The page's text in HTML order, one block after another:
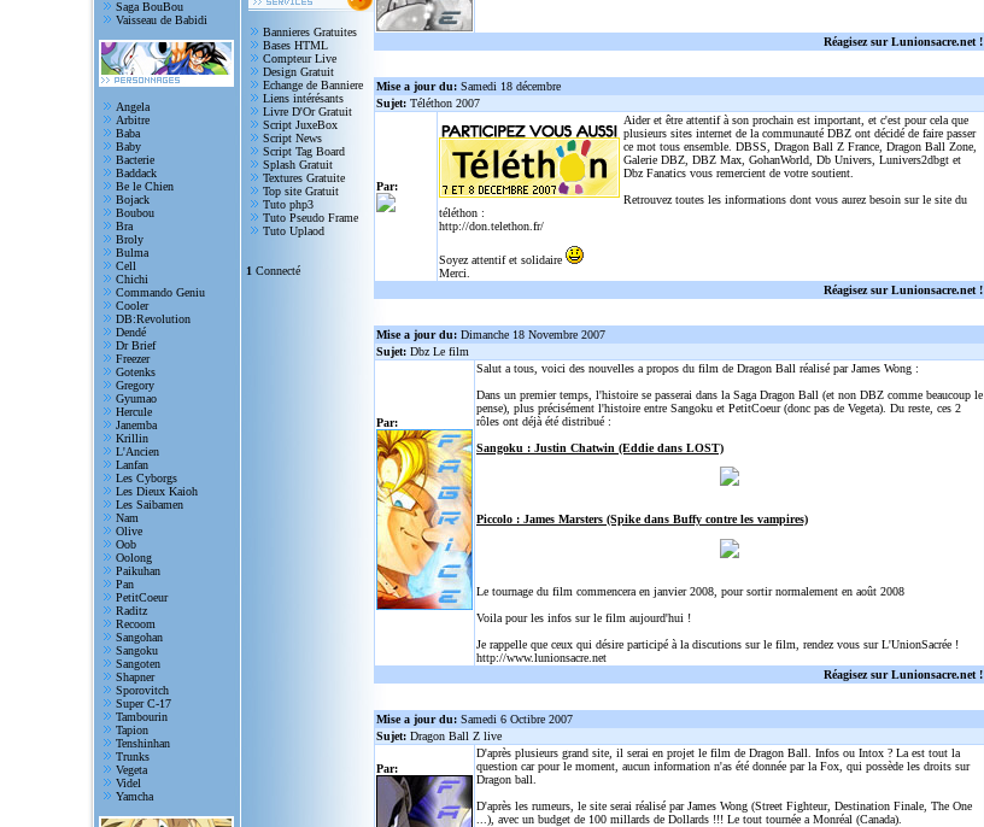
Saga BouBou
Vaisseau de Babidi
Angela
Arbitre
Baba
Baby
Bacterie
Baddack
Be le Chien
Bojack
Boubou
Bra
Broly
Bulma
Cell
Chichi
Commando Geniu
Cooler
DB:Revolution
Dendé
Dr Brief
Freezer
Gotenks
Gregory
Gyumao
Hercule
Janemba
Krillin
L'Ancien
Lanfan
Les Cyborgs
Les Dieux Kaioh
Les Saibamen
Nam
Olive
Oob
Oolong
Paikuhan
Pan
PetitCoeur
Raditz
Recoom
Sangohan
Sangoku
Sangoten
Shapner
Sporovitch
Super C-17
Tambourin
Tapion
Tenshinhan
Trunks
Vegeta
Videl
Yamcha
Bannieres Gratuites
Bases HTML
Compteur Live
Design Gratuit
Echange de Banniere
Liens intérésants
Livre D'Or Gratuit
Script JuxeBox
Script News
Script Tag Board
Splash Gratuit
Textures Gratuite
Top site Gratuit
Tuto php3
Tuto Pseudo Frame
Tuto Uplaod
1 Connecté
Réagisez sur Lunionsacre.net !
Mise a jour du: Samedi 18 décembre
Sujet: Téléthon 2007
Par:
Aider et être attentif à son prochain est important, et c'est pour cela que
plusieurs sites internet de la communauté DBZ ont décidé de faire passer
ce mot tous ensemble. DBSS, Dragon Ball Z France, Dragon Ball Zone,
Galerie DBZ, DBZ Max, GohanWorld, Db Univers, Lunivers2dbgt et
Dbz Fanatics vous remercient de votre soutient.
Retrouvez toutes les informations dont vous aurez besoin sur le site du
téléthon :
http://don.telethon.fr/
Soyez attentif et solidaire
Merci.
Réagisez sur Lunionsacre.net !
Mise a jour du: Dimanche 18 Novembre 2007
Sujet: Dbz Le film
Par:
Salut a tous, voici des nouvelles a propos du film de Dragon Ball réalisé par James Wong :
Dans un premier temps, l'histoire se passerai dans la Saga Dragon Ball (et non DBZ comme beaucoup le
pense), plus précisément l'histoire entre Sangoku et PetitCoeur (donc pas de Vegeta). Du reste, ces 2
rôles ont déjà été distribué :
Sangoku : Justin Chatwin (Eddie dans LOST)
Piccolo : James Marsters (Spike dans Buffy contre les vampires)
Le tournage du film commencera en janvier 2008, pour sortir normalement en août 2008
Voila pour les infos sur le film aujourd'hui !
Je rappelle que ceux qui désire participé à la discutions sur le film, rendez vous sur L'UnionSacrée !
http://www.lunionsacre.net
Réagisez sur Lunionsacre.net !
Mise a jour du: Samedi 6 Octibre 2007
Sujet: Dragon Ball Z live
Par:
D'après plusieurs grand site, il serai en projet le film de Dragon Ball. Infos ou Intox ? La est tout la
question car pour le moment, aucun information n'as été donnée par la Fox, qui possède les droits sur
Dragon ball.
D'après les rumeurs, le site serai réalisé par James Wong (Street Fighteur, Destination Finale, The One
...), avec un budget de 100 millards de Dollards !!! Le tout tournée a Monréal (Canada).